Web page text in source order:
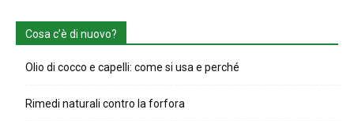
Cosa c’è di nuovo?
Olio di cocco e capelli: come si usa e perché
Rimedi naturali contro la forfora